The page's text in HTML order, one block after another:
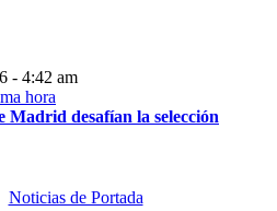
- 4:42 am
Madrid desafían la selección
Noticias de Portada